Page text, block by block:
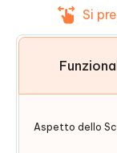
Si
Aspetto dello